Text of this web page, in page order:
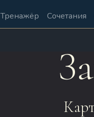
Тренажёр Сочетания